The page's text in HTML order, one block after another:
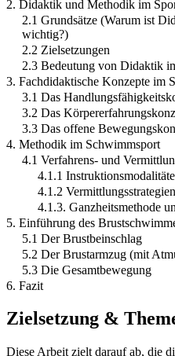
2. Didaktik und Methodik im
2.1 Grundsätze (Warum ist
wichtig?)
2.2 Zielsetzungen
2.3 Bedeutung von Didaktik
3. Fachdidaktische Konzepte im
3.1 Das
3.2 Das
3.3 Das offene
4. Methodik im Schwimmsport
4.1 Verfahrens- und
4.1.1
4.1.2 Vermittlungsstrategien
4.1.3. Ganzheitsmethode
5. Einführung des
5.1 Der Brustbeinschlag
5.2 Der Brustarmzug (mit
5.3 Die Gesamtbewegung
6. Fazit
Zielsetzung &
Diese Arbeit zielt darauf ab, die